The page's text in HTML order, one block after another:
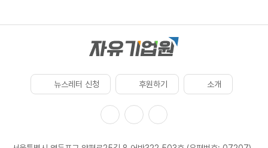
뉴스레터 신청 후원하기 소개